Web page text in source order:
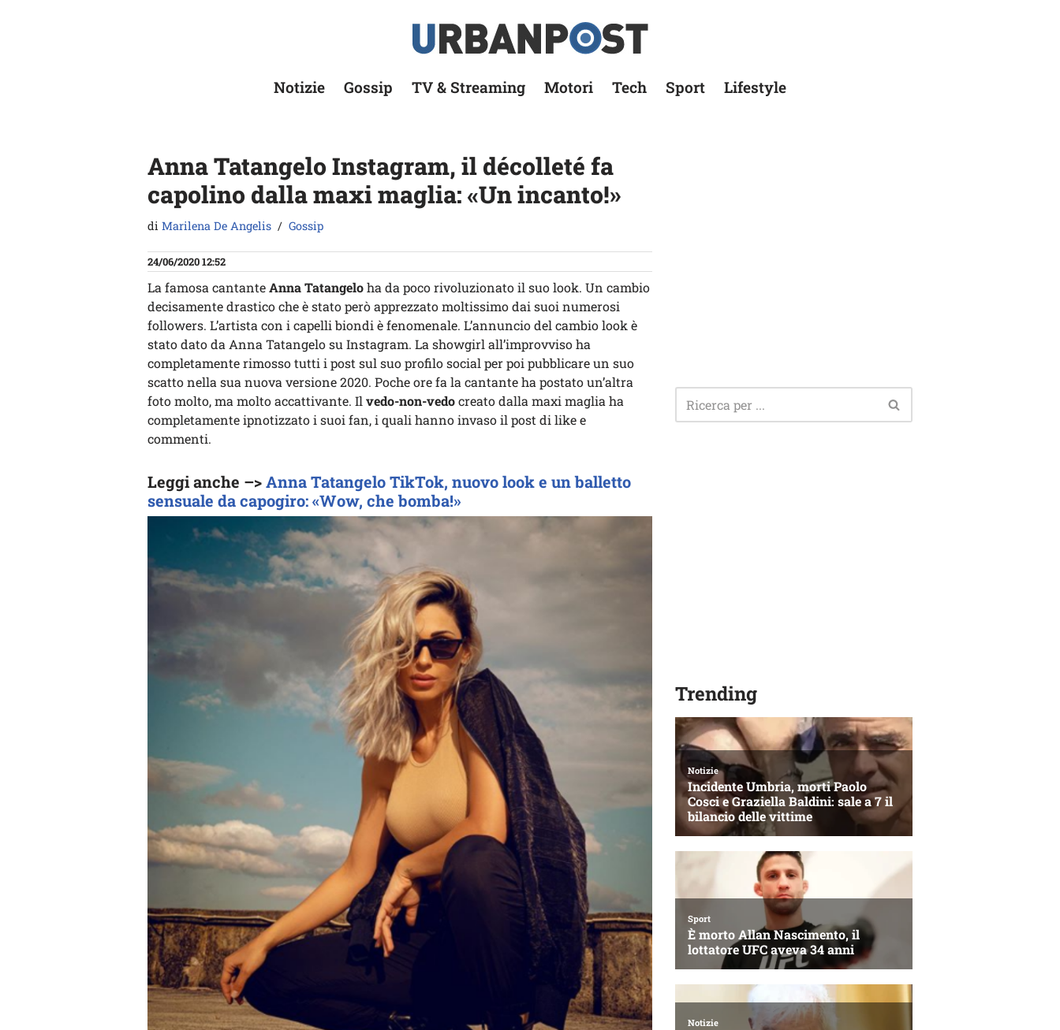
Notizie Gossip TV & Streaming Motori Tech Sport Lifestyle
Anna Tatangelo Instagram, il décolleté fa
capolino dalla maxi maglia: «Un incanto!»
di Marilena De Angelis Gossip
24/06/2020 12:52
La famosa cantanteAnna Tatangeloha da poco rivoluzionato il suo look. Un cambio
decisamente drastico che è stato però apprezzato moltissimo dai suoi numerosi
followers. L’artista con i capelli biondi è fenomenale. L’annuncio del cambio look è
stato dato da Anna Tatangelo su Instagram. La showgirl all’improvviso ha
completamente rimosso tutti i post sul suo profilo social per poi pubblicare un suo
scatto nella sua nuova versione 2020. Poche ore fa la cantante ha postato un’altra
foto molto, ma molto accattivante. Il vedo-non-vedocreato dalla maxi maglia ha
completamente ipnotizzato i suoi fan, i quali hanno invaso il post di like e
commenti.
Leggi anche –>Anna Tatangelo TikTok, nuovo look e un balletto
sensuale da capogiro: «Wow, che bomba!»
Trending